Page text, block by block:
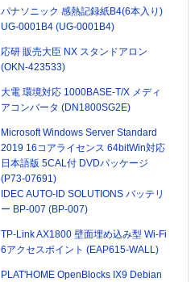
パナソニック 感熱記録紙B4(6本入り)
UG-0001B4 (UG-0001B4)
応研 販売大臣 NX スタンドアロン
(OKN-423533)
大電 環境対応 1000BASE-T/X メディ
アコンバータ (DN1800SG2E)
Microsoft Windows Server Standard
2019 16コアライセンス 64bitWin対応
日本語版 5CAL付 DVDパッケージ
(P73-07691)
IDEC AUTO-ID SOLUTIONS バッテリ
ー BP-007 (BP-007)
TP-Link AX1800 壁面埋め込み型 Wi-Fi
6アクセスポイント (EAP615-WALL)
PLAT'HOME OpenBlocks IX9 Debian